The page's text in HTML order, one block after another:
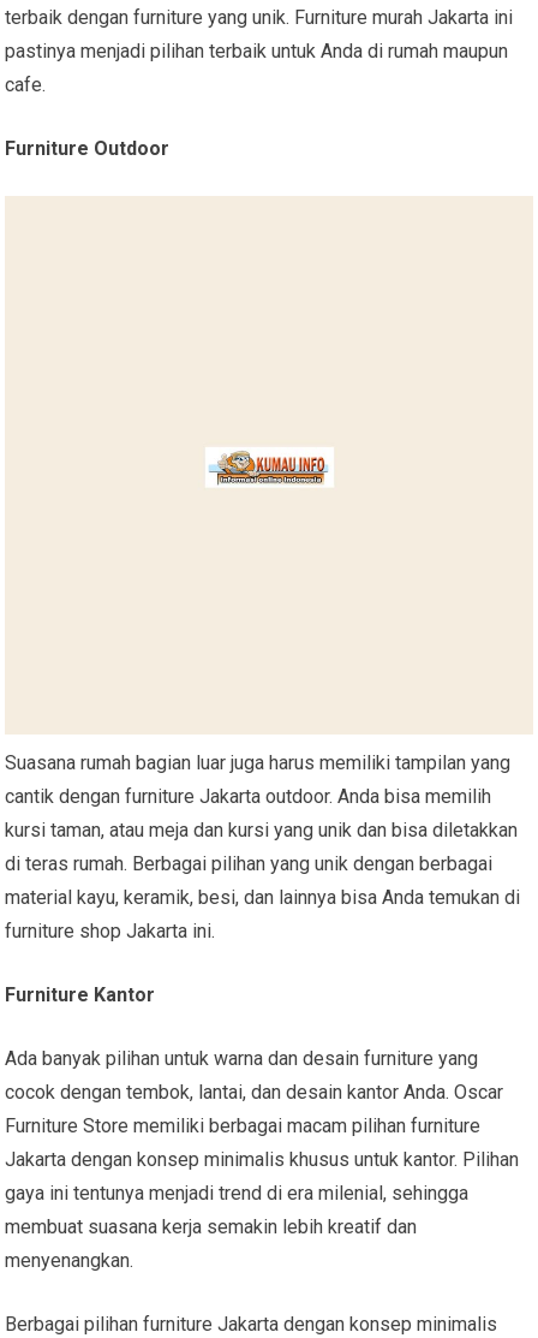
terbaik dengan furniture yang unik. Furniture murah Jakarta ini
pastinya menjadi pilihan terbaik untuk Anda di rumah maupun
cafe.
Furniture Outdoor
Suasana rumah bagian luar juga harus memiliki tampilan yang
cantik dengan furniture Jakarta outdoor. Anda bisa memilih
kursi taman, atau meja dan kursi yang unik dan bisa diletakkan
di teras rumah. Berbagai pilihan yang unik dengan berbagai
material kayu, keramik, besi, dan lainnya bisa Anda temukan di
furniture shop Jakarta ini.
Furniture Kantor
Ada banyak pilihan untuk warna dan desain furniture yang
cocok dengan tembok, lantai, dan desain kantor Anda. Oscar
Furniture Store memiliki berbagai macam pilihan furniture
Jakarta dengan konsep minimalis khusus untuk kantor. Pilihan
gaya ini tentunya menjadi trend di era milenial, sehingga
membuat suasana kerja semakin lebih kreatif dan
menyenangkan.
Berbagai pilihan furniture Jakarta dengan konsep minimalis